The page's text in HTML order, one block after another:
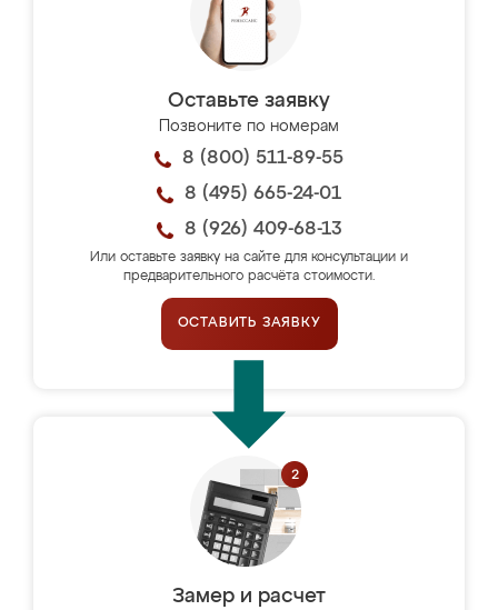
Оставьте заявку
Позвоните по номерам
8 (800) 511-89-55
8 (495) 665-24-01
8 (926) 409-68-13
Или оставьте заявку на сайте для консультации и
предварительного расчёта стоимости.
ОСТАВИТЬ ЗАЯВКУ
Замер и расчет